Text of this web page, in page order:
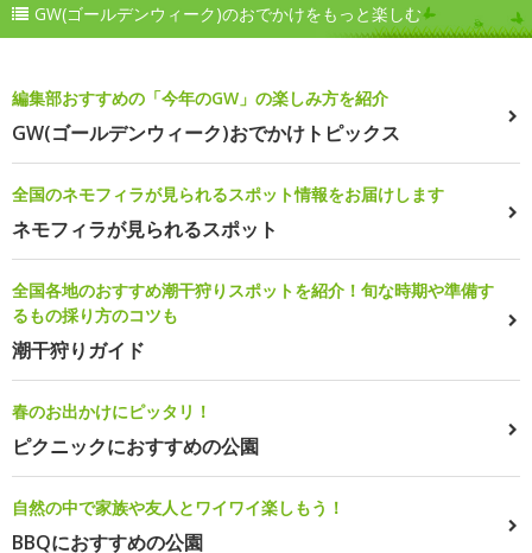
GW(ゴールデンウィーク)のおでかけをもっと楽しむ
編集部おすすめの「今年のGW」の楽しみ方を紹介
GW(ゴールデンウィーク)おでかけトピックス
全国のネモフィラが見られるスポット情報をお届けします
ネモフィラが見られるスポット
全国各地のおすすめ潮干狩りスポットを紹介！旬な時期や準備す
るもの採り方のコツも
潮干狩りガイド
春のお出かけにピッタリ！
ピクニックにおすすめの公園
自然の中で家族や友人とワイワイ楽しもう！
BBQにおすすめの公園